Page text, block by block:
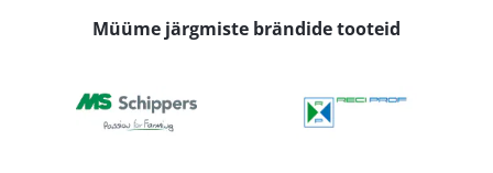
Müüme järgmiste brändide tooteid